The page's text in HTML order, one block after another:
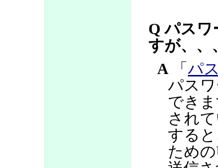
Q パスワ
すが、、
A 「 パ
パス
でき
され
する
ため